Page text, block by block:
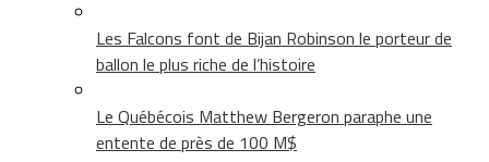
Les Falcons font de Bijan Robinson le porteur de
ballon le plus riche de l’histoire
Le Québécois Matthew Bergeron paraphe une
entente de près de 100 M$